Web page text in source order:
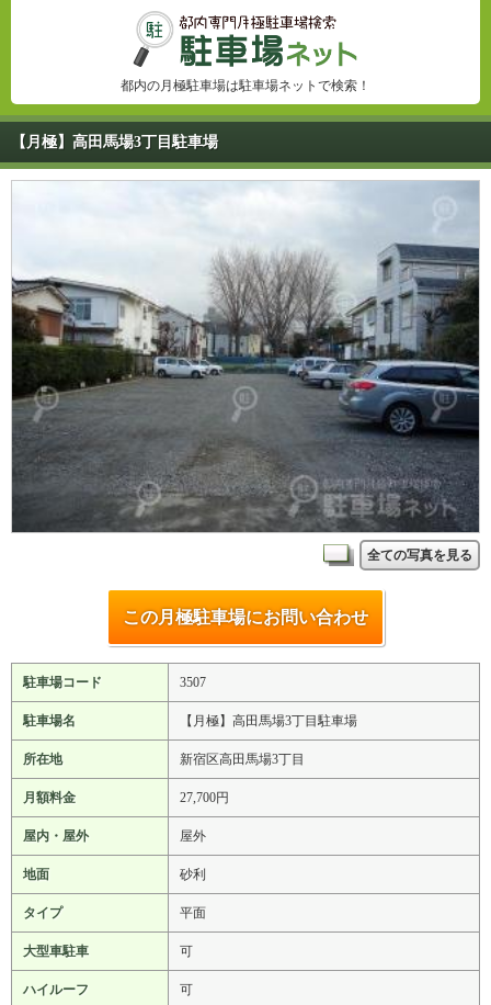
都内の月極駐車場は駐車場ネットで検索！
【月極】高田馬場3丁目駐車場
全ての写真を見る
この月極駐車場にお問い合わせ
駐車場コード 3507
駐車場名 【月極】高田馬場3丁目駐車場
所在地 新宿区高田馬場3丁目
月額料金 27,700円
屋内・屋外 屋外
地面 砂利
タイプ 平面
大型車駐車 可
ハイルーフ 可